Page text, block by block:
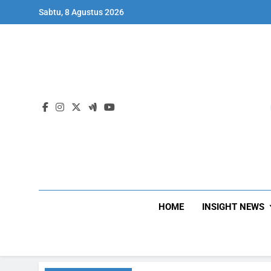
Sabtu, 8 Agustus 2026
HOME INSIGHT NEWS